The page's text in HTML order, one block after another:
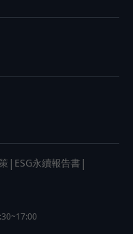
| ESG永續報告書 |